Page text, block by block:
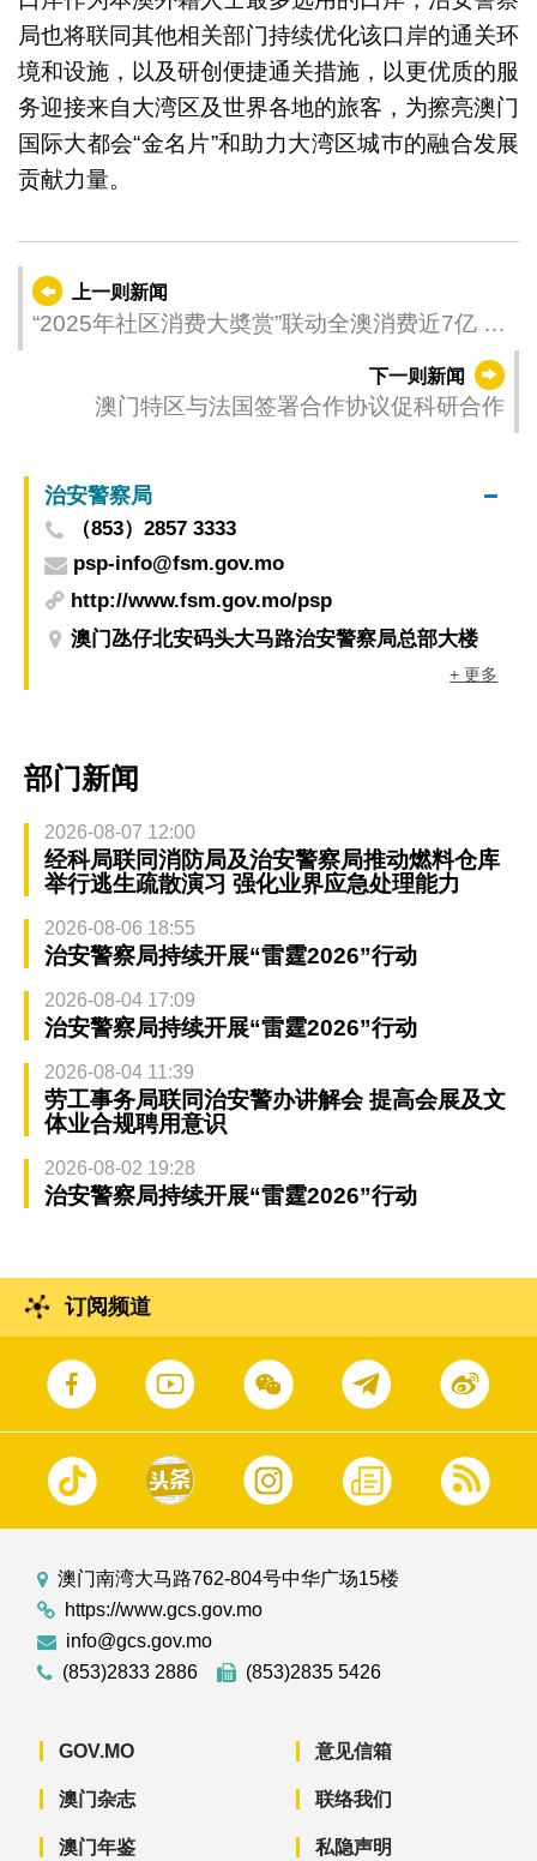
局也将联同其他相关部门持续优化该口岸的通关环
境和设施，以及研创便捷通关措施，以更优质的服
务迎接来自大湾区及世界各地的旅客，为擦亮澳门
国际大都会“金名片”和助力大湾区城巿的融合发展
贡献力量。
上一则新闻
“2025年社区消费大奬赏”联动全澳消费近7亿 促
下一则新闻
澳门特区与法国签署合作协议促科研合作
治安警察局
（853）2857 3333
psp-info@fsm.gov.mo
http://www.fsm.gov.mo/psp
澳门氹仔北安码头大马路治安警察局总部大楼
+ 更多
部门新闻
2026-08-07 12:00
经科局联同消防局及治安警察局推动燃料仓库
举行逃生疏散演习 强化业界应急处理能力
2026-08-06 18:55
治安警察局持续开展“雷霆2026”行动
2026-08-04 17:09
治安警察局持续开展“雷霆2026”行动
2026-08-04 11:39
劳工事务局联同治安警办讲解会 提高会展及文
体业合规聘用意识
2026-08-02 19:28
治安警察局持续开展“雷霆2026”行动
订阅频道
澳门南湾大马路762-804号中华广场15楼
https://www.gcs.gov.mo
info@gcs.gov.mo
(853)2833 2886
(853)2835 5426
GOV.MO
澳门杂志
澳门年鉴
意见信箱
联络我们
私隐声明